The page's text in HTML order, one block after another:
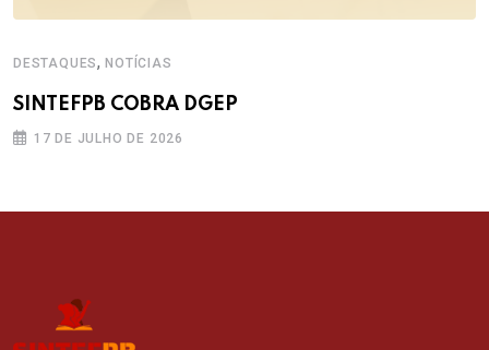
DESTAQUES,NOTÍCIAS
SINTEFPB COBRA DGEP
17 DE JULHO DE 2026